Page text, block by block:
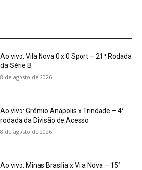
Ao vivo: Vila Nova 0 x 0 Sport – 21ª Rodada
da Série B
8 de agosto de 2026
Ao vivo: Grêmio Anápolis x Trindade – 4°
rodada da Divisão de Acesso
8 de agosto de 2026
Ao vivo: Minas Brasília x Vila Nova – 15°